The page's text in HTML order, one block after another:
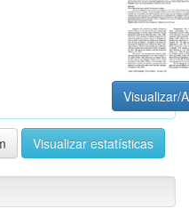
Visualizar/
Visualizar estatísticas